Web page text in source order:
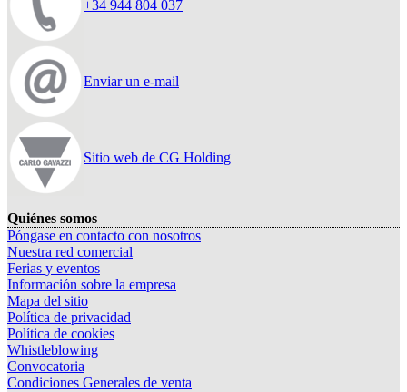
+34 944 804 037
Enviar un e-mail
Sitio web de CG Holding
Quiénes somos
Póngase en contacto con nosotros
Nuestra red comercial
Ferias y eventos
Información sobre la empresa
Mapa del sitio
Política de privacidad
Política de cookies
Whistleblowing
Convocatoria
Condiciones Generales de venta